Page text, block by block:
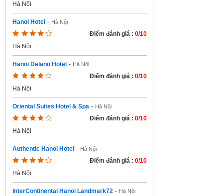
Hà Nội
Hanoi Hotel - Hà Nội
Điểm đánh giá : 0/10
Hà Nội
Hanoi Delano Hotel - Hà Nội
Điểm đánh giá : 0/10
Hà Nội
Oriental Suites Hotel & Spa - Hà Nội
Điểm đánh giá : 0/10
Hà Nội
Authentic Hanoi Hotel - Hà Nội
Điểm đánh giá : 0/10
Hà Nội
InterContinental Hanoi Landmark72 - Hà Nội